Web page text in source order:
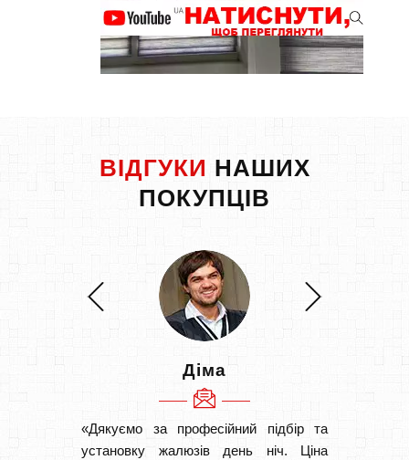
ВІДГУКИ НАШИХ
ПОКУПЦІВ
Діма
«Дякуємо за професійний підбір та
установку жалюзів день ніч. Ціна